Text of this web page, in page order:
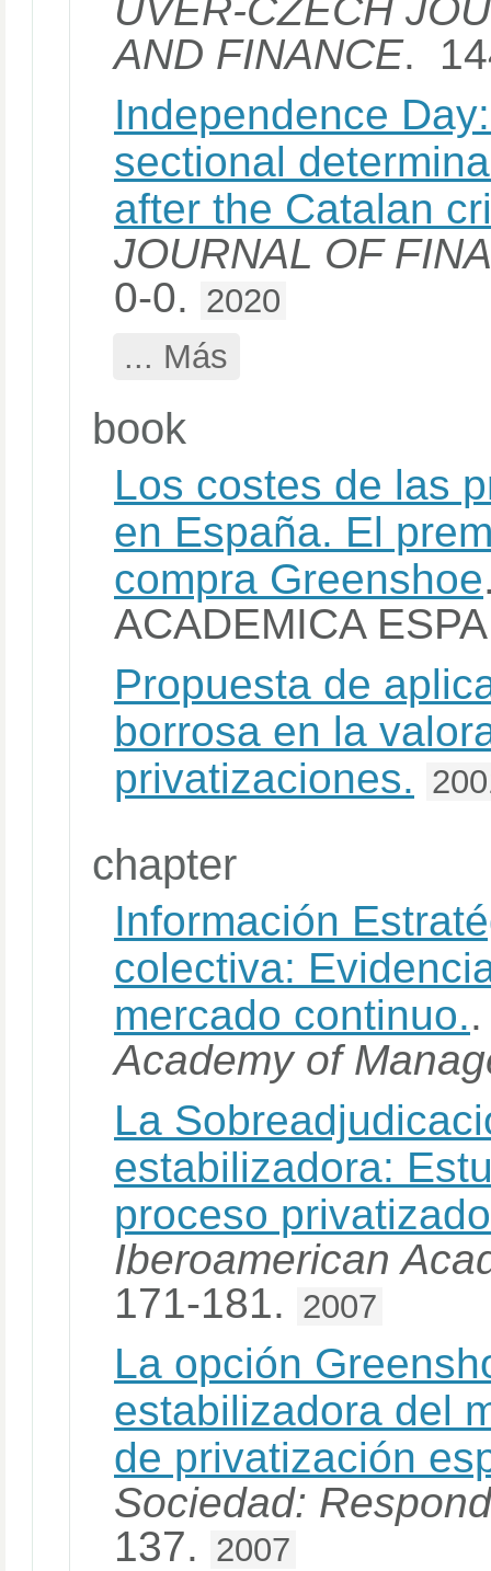
UVER-CZECH
AND FINANCE.
Independence
sectional
after the Catalan
JOURNAL OF
0-0. 2020
... Más
book
Los costes de las
en España. El
compra Greenshoe
ACADEMICA
Propuesta de
borrosa en la
privatizaciones.
chapter
Información
colectiva:
mercado continuo.
Academy of
La
estabilizadora:
proceso
Iberoamerican
171-181. 2007
La opción
estabilizadora del
de privatización
Sociedad:
137. 2007